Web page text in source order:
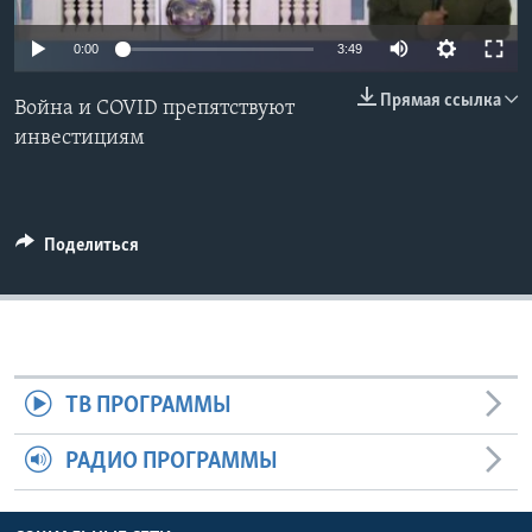
Learning English
СОЦИАЛЬНЫЕ СЕТИ
0:00 3:49
Прямая ссылка
Война и COVID препятствуют
инвестициям
Поделиться
ТВ ПРОГРАММЫ
РАДИО ПРОГРАММЫ